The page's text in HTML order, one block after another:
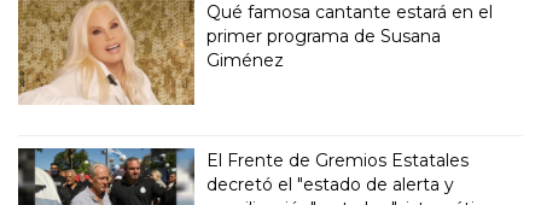
Qué famosa cantante estará en el
primer programa de Susana
Giménez
El Frente de Gremios Estatales
decretó el "estado de alerta y